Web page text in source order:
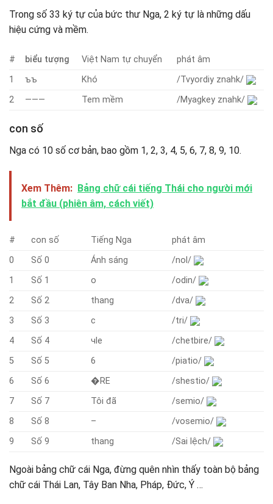
Trong số 33 ký tự của bức thư Nga, 2 ký tự là những dấu
hiệu cứng và mềm.
# biểu tượng Việt Nam tự chuyển
phát âm
1
ъъ Khó
/Tvyordiy znahk/
2
——— Tem mềm /Myagkey znahk/
con số
Nga có 10 số cơ bản, bao gồm 1, 2, 3, 4, 5, 6, 7, 8, 9, 10.
Xem Thêm: Bảng chữ cái tiếng Thái cho người mới
bắt đầu (phiên âm, cách viết)
# con số Tiếng Nga
phát âm
0
Số 0 Ánh sáng
/nol/
1
Số 1 о
/odin/
2
Số 2 thang
/dva/
3
Số 3 c
/tri/
4
Số 4 чle
/chetbire/
5
Số 5 6
/piatio/
6
Số 6 �RE
/shestio/
7
Số 7 Tôi đã
/semio/
8
Số 8 –
/vosemio/
9
Số 9 thang /Sai lệch/
Ngoài bảng chữ cái Nga, đừng quên nhìn thấy toàn bộ bảng
chữ cái Thái Lan, Tây Ban Nha, Pháp, Đức, Ý …